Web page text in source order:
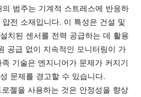
범주는 기계적 스트레스에 반응하
전 소재입니다. 이 특성은 건설 및
치된 센서를 전력 공급하는 데 활용
공급 없이 지속적인 모니터링이 가
기술은 엔지니어가 문제가 커지기
문제를 경고할 수 있습니다.
젤을 사용하는 것은 안정성을 향상